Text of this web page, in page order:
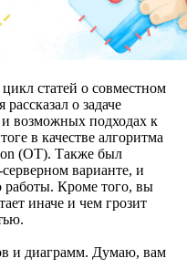
статей о совместном
я рассказал о задаче
возможных подходах к
в качестве алгоритма
(OT). Также был
варианте, и
работы. Кроме того, вы
иначе и чем грозит
и диаграмм. Думаю, вам